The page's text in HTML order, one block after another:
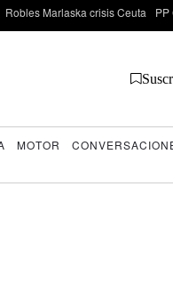
Robles Marlaska crisis Ceuta PP
MOTOR